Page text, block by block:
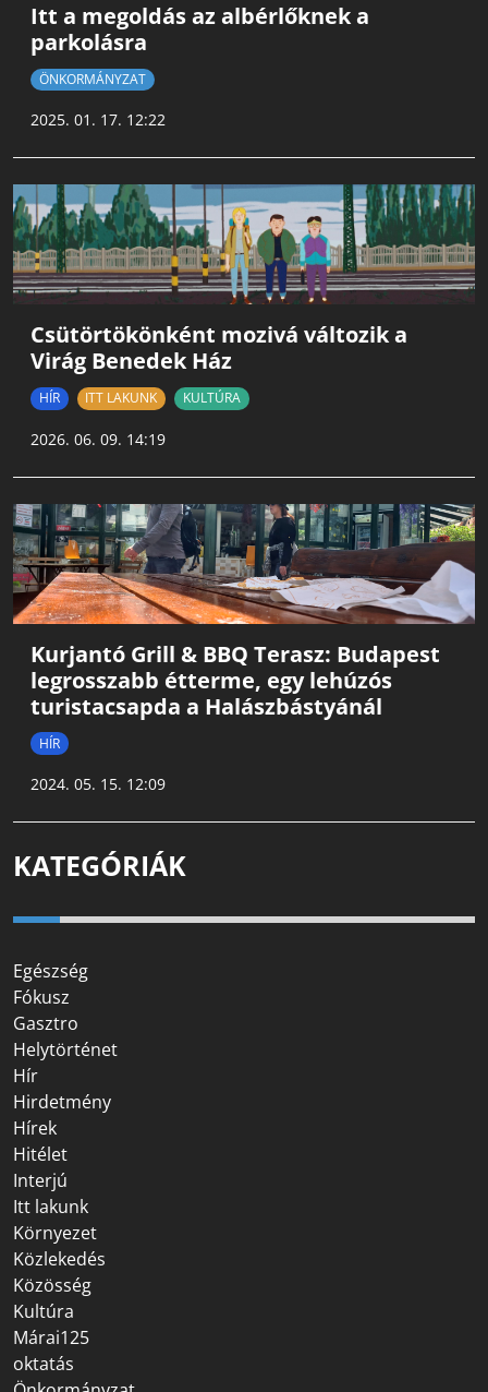
Itt a megoldás az albérlőknek a
parkolásra
ÖNKORMÁNYZAT
2025. 01. 17. 12:22
Csütörtökönként mozivá változik a
Virág Benedek Ház
HÍR ITT LAKUNK KULTÚRA
2026. 06. 09. 14:19
Kurjantó Grill & BBQ Terasz: Budapest
legrosszabb étterme, egy lehúzós
turistacsapda a Halászbástyánál
HÍR
2024. 05. 15. 12:09
KATEGÓRIÁK
Egészség
Fókusz
Gasztro
Helytörténet
Hír
Hirdetmény
Hírek
Hitélet
Interjú
Itt lakunk
Környezet
Közlekedés
Közösség
Kultúra
Márai125
oktatás